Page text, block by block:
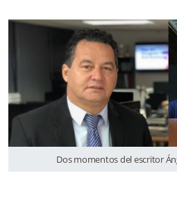
Dos momentos del escritor